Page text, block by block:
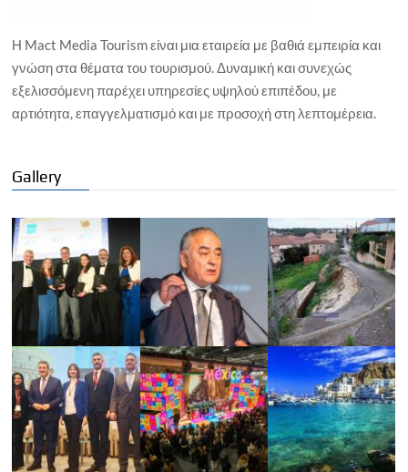
Η Mact Media Tourism είναι μια εταιρεία με βαθιά εμπειρία και
γνώση στα θέματα του τουρισμού. Δυναμική και συνεχώς
εξελισσόμενη παρέχει υπηρεσίες υψηλού επιπέδου, με
αρτιότητα, επαγγελματισμό και με προσοχή στη λεπτομέρεια.
Gallery